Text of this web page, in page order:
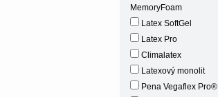
MemoryFoam
Latex SoftGel
Latex Pro
Climalatex
Latexový monolit
Pena Vegaflex Pro®